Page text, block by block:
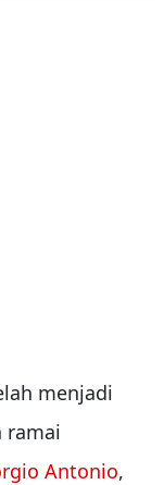
menjadi
ramai
Antonio,